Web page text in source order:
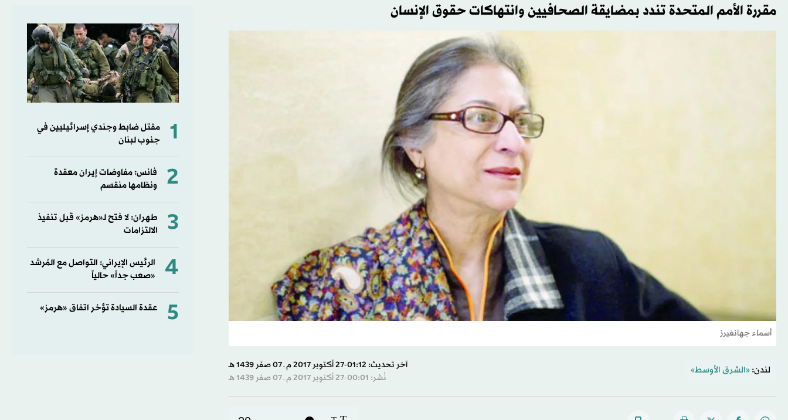
مقررة الأمم المتحدة تندد بمضايقة الصحافيين وانتهاكات حقوق الإنسان
أسماء جهانغيرز
لندن: «الشرق الأوسط»
آخر تحديث: 01:12-27 أكتوبر 2017 م ـ 07 صفَر 1439 هـ
نُشر: 00:01-27 أكتوبر 2017 م ـ 07 صفَر 1439 هـ
1
مقتل ضابط وجندي إسرائيليين في
جنوب لبنان
2
فانس: مفاوضات إيران معقدة
ونظامها منقسم
3
طهران: لا فتح لـ«هرمز» قبل تنفيذ
الالتزامات
4
الرئيس الإيراني: التواصل مع المُرشد
«صعب جداً» حالياً
5 عقدة السيادة تؤخر اتفاق «هرمز»